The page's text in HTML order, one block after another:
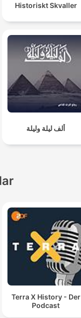
Historiskt Skvaller
ألف ليلة وليلة
Terra X History - Der
Podcast